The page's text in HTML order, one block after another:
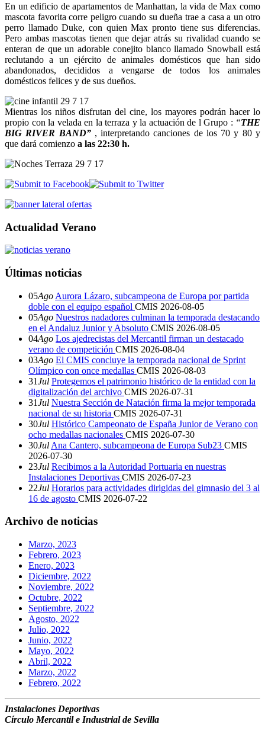
En un edificio de apartamentos de Manhattan, la vida de Max como
mascota favorita corre peligro cuando su dueña trae a casa a un otro
perro llamado Duke, con quien Max pronto tiene sus diferencias.
Pero ambas mascotas tienen que dejar atrás su rivalidad cuando se
enteran de que un adorable conejito blanco llamado Snowball está
reclutando a un ejército de animales domésticos que han sido
abandonados, decididos a vengarse de todos los animales
domésticos felices y de sus dueños.
Mientras los niños disfrutan del cine, los mayores podrán hacer lo
propio con la velada en la terraza y la actuación de l Grupo : “THE
BIG RIVER BAND”, interpretando canciones de los 70 y 80 y
que dará comienzo a las 22:30 h.
Actualidad Verano
Últimas noticias
05Ago Aurora Lázaro, subcampeona de Europa por partida
doble con el equipo español CMIS 2026-08-05
05Ago Nuestros nadadores culminan la temporada destacando
en el Andaluz Junior y Absoluto CMIS 2026-08-05
04Ago Los ajedrecistas del Mercantil firman un destacado
verano de competición CMIS 2026-08-04
03Ago El CMIS concluye la temporada nacional de Sprint
Olímpico con once medallas CMIS 2026-08-03
31Jul Protegemos el patrimonio histórico de la entidad con la
digitalización del archivo CMIS 2026-07-31
31Jul Nuestra Sección de Natación firma la mejor temporada
nacional de su historia CMIS 2026-07-31
30Jul Histórico Campeonato de España Junior de Verano con
ocho medallas nacionales CMIS 2026-07-30
30Jul Ana Cantero, subcampeona de Europa Sub23 CMIS
2026-07-30
23Jul Recibimos a la Autoridad Portuaria en nuestras
Instalaciones Deportivas CMIS 2026-07-23
22Jul Horarios para actividades dirigidas del gimnasio del 3 al
16 de agosto CMIS 2026-07-22
Archivo de noticias
Marzo, 2023
Febrero, 2023
Enero, 2023
Diciembre, 2022
Noviembre, 2022
Octubre, 2022
Septiembre, 2022
Agosto, 2022
Julio, 2022
Junio, 2022
Mayo, 2022
Abril, 2022
Marzo, 2022
Febrero, 2022
Instalaciones Deportivas
Círculo Mercantil e Industrial de Sevilla